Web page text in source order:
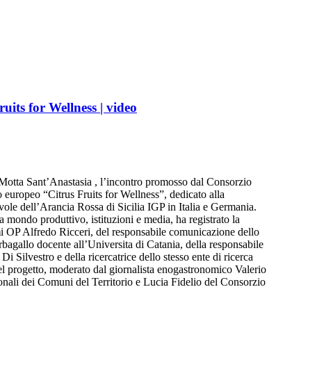
for Wellness | video
Sant’Anastasia , l’incontro promosso dal Consorzio
“Citrus Fruits for Wellness”, dedicato alla
dell’Arancia Rossa di Sicilia IGP in Italia e Germania.
mondo produttivo, istituzioni e media, ha registrato la
Alfredo Ricceri, del responsabile comunicazione dello
docente all’Universita di Catania, della responsabile
Silvestro e della ricercatrice dello stesso ente di ricerca
moderato dal giornalista enogastronomico Valerio
dei Comuni del Territorio e Lucia Fidelio del Consorzio